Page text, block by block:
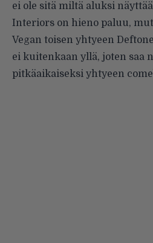
ei ole sitä miltä aluksi
Interiors on hieno paluu,
Vegan toisen yhtyeen
ei kuitenkaan yllä, joten saa
pitkäaikaiseksi yhtyeen